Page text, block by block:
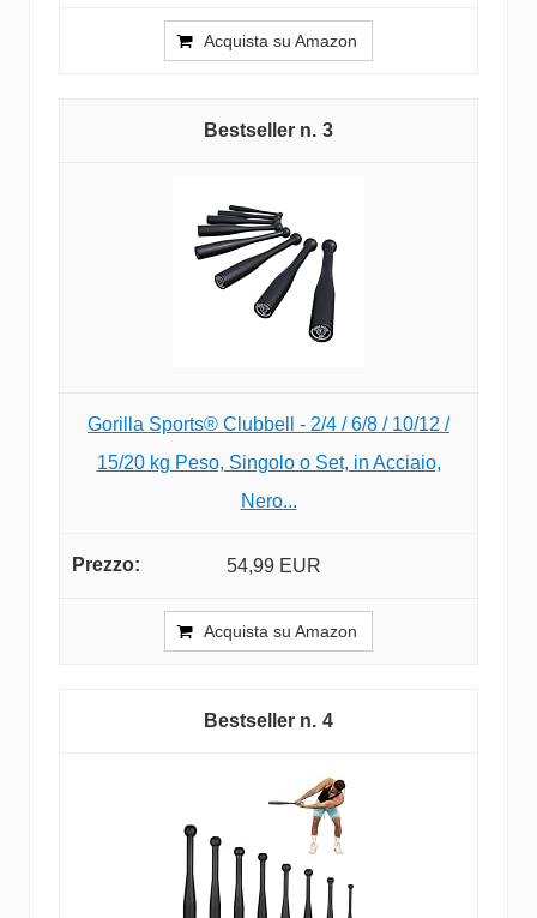
Acquista su Amazon
3
Gorilla Sports® Clubbell - 2/4 / 6/8 / 10/12 /
15/20 kg Peso, Singolo o Set, in Acciaio,
Nero...
54,99 EUR
Acquista su Amazon
4